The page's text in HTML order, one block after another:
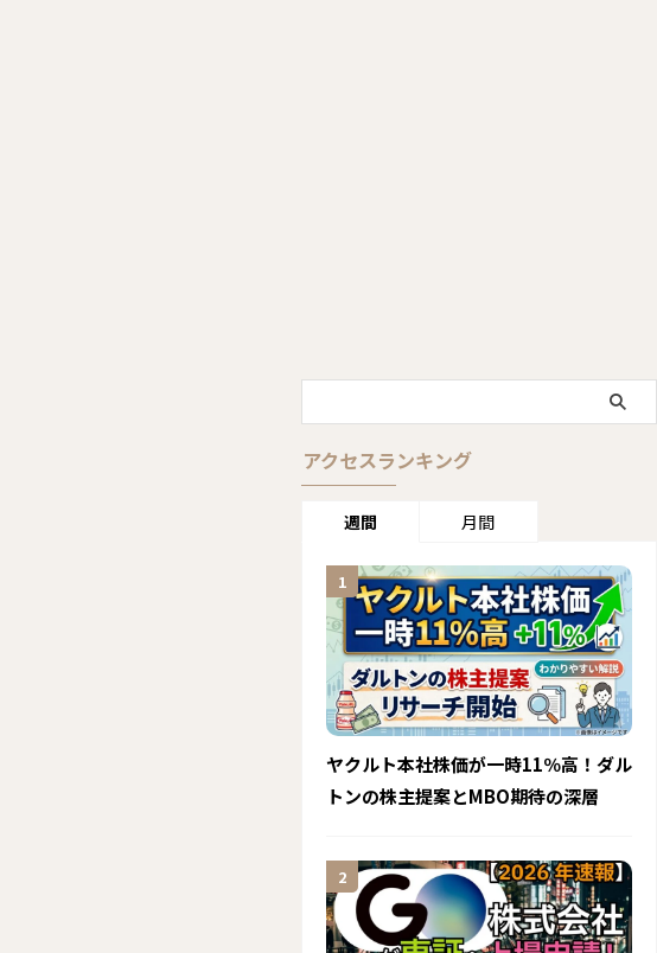
アクセスランキング
週間 月間
ヤクルト本社株価が一時11％高！ダル
トンの株主提案とMBO期待の深層